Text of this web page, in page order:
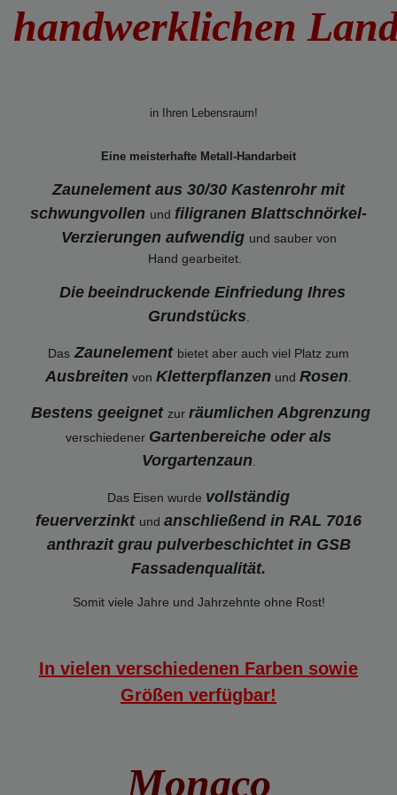
handwerklichen
in Ihren Lebensraum!
Eine meisterhafte Metall-Handarbeit
Zaunelement aus 30/30 Kastenrohr mit
schwungvollen und filigranen Blattschnörkel-
Verzierungen aufwendig und sauber von
Hand gearbeitet.
Die beeindruckende Einfriedung Ihres
Grundstücks
Das Zaunelement bietet aber auch viel Platz zum
Ausbreiten von Kletterpflanzen und Rosen
Bestens geeignet zur räumlichen Abgrenzung
verschiedener Gartenbereiche oder als
Vorgartenzaun
Das Eisen wurde vollständig
feuerverzinkt und anschließend in RAL 7016
anthrazit grau pulverbeschichtet in GSB
Fassadenqualität.
Somit viele Jahre und Jahrzehnte ohne Rost!
In vielen verschiedenen Farben sowie
Größen verfügbar!
Monaco